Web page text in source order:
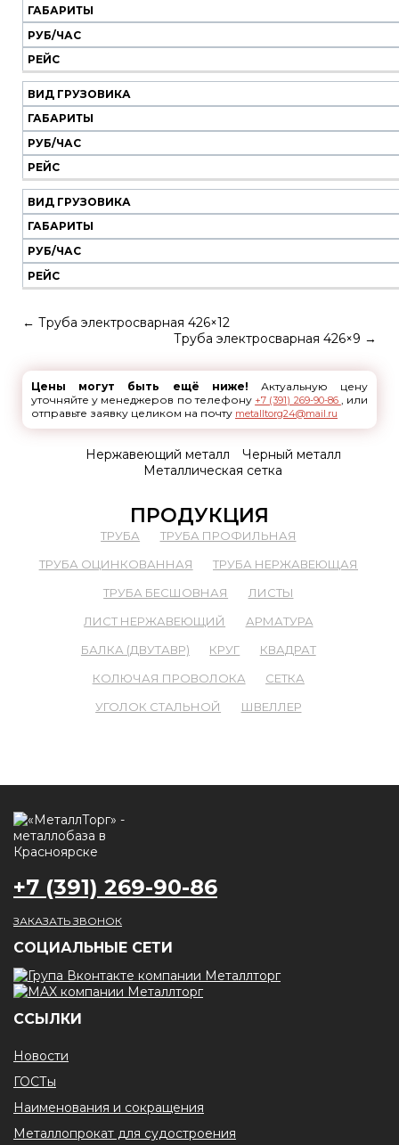
ГАБАРИТЫ
РУБ/ЧАС
РЕЙС
ВИД ГРУЗОВИКА
ГАБАРИТЫ
РУБ/ЧАС
РЕЙС
ВИД ГРУЗОВИКА
ГАБАРИТЫ
РУБ/ЧАС
РЕЙС
← Труба электросварная 426×12
Труба электросварная 426×9 →
Цены могут быть ещё ниже! Актуальную цену
уточняйте у менеджеров по телефону +7 (391) 269-90-86 , или
отправьте заявку целиком на почту metalltorg24@mail.ru
Нержавеющий металл
Черный металл
Металлическая сетка
ПРОДУКЦИЯ
ТРУБА
ТРУБА ПРОФИЛЬНАЯ
ТРУБА ОЦИНКОВАННАЯ
ТРУБА НЕРЖАВЕЮЩАЯ
ТРУБА БЕСШОВНАЯ
ЛИСТЫ
ЛИСТ НЕРЖАВЕЮЩИЙ
АРМАТУРА
БАЛКА (ДВУТАВР)
КРУГ
КВАДРАТ
КОЛЮЧАЯ ПРОВОЛОКА
СЕТКА
УГОЛОК СТАЛЬНОЙ
ШВЕЛЛЕР
+7 (391) 269-90-86
ЗАКАЗАТЬ ЗВОНОК
CОЦИАЛЬНЫЕ СЕТИ
ССЫЛКИ
Новости
ГОСТы
Наименования и сокращения
Металлопрокат для судостроения